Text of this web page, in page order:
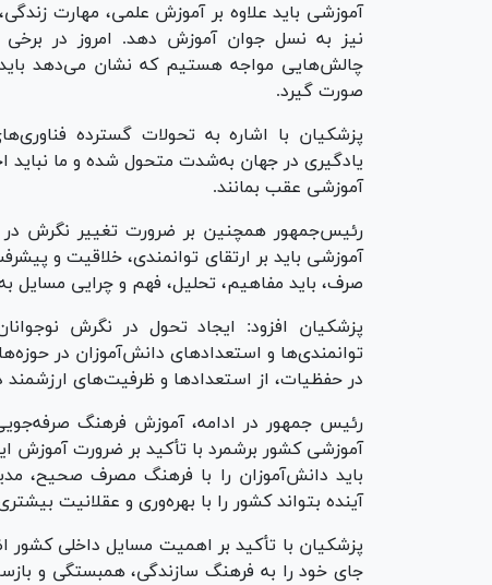
آموزشی باید علاوه بر آموزش علمی، مهارت
نیز به نسل جوان آموزش دهد. امروز در برخی
چالش‌هایی مواجه هستیم که نشان می‌دهد باید
صورت گیرد.
پزشکیان با اشاره به تحولات گسترده
یادگیری در جهان به‌شدت متحول شده و ما نباید
آموزشی عقب بمانند.
رئیس‌جمهور همچنین بر ضرورت تغییر نگرش در
آموزشی باید بر ارتقای توانمندی، خلاقیت و
صرف، باید مفاهیم، تحلیل، فهم و چرایی مسایل
پزشکیان افزود: ایجاد تحول در نگرش
توانمندی‌ها و استعداد‌های دانش‌آموزان در
در حفظیات، از استعداد‌ها و ظرفیت‌های
رئیس جمهور در ادامه، آموزش فرهنگ
آموزشی کشور برشمرد با تأکید بر ضرورت آموزش
باید دانش‌آموزان را با فرهنگ مصرف صحیح،
آینده بتواند کشور را با بهره‌وری و عقلانیت
پزشکیان با تأکید بر اهمیت مسایل داخلی کشور
جای خود را به فرهنگ سازندگی، همبستگی و